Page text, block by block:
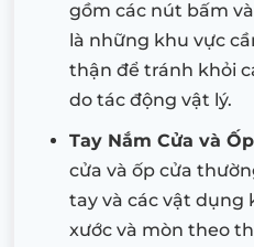
gồm các nút bấm
là những khu vực
thận để tránh khỏi
do tác động vật lý.
Tay Nắm Cửa và
cửa và ốp cửa
tay và các vật dụng
xước và mòn theo